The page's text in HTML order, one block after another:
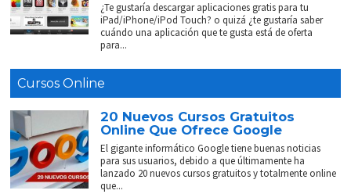
¿Te gustaría descargar aplicaciones gratis para tu
iPad/iPhone/iPod Touch? o quizá ¿te gustaría saber
cuándo una aplicación que te gusta está de oferta
para...
Cursos Online
20 Nuevos Cursos Gratuitos
Online Que Ofrece Google
El gigante informático Google tiene buenas noticias
para sus usuarios, debido a que últimamente ha
lanzado 20 nuevos cursos gratuitos y totalmente online
que...